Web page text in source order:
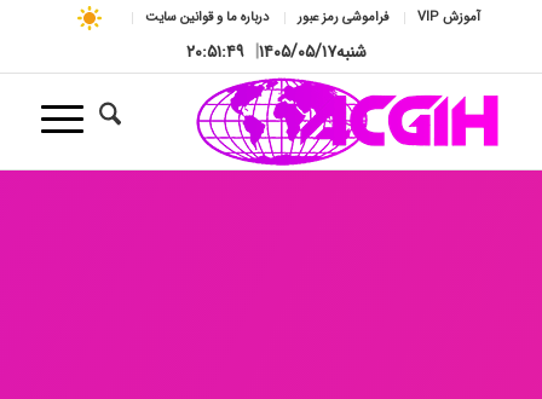
آموزش VIP فراموشی رمز عبور درباره ما و قوانین سایت
شنبه۱۴۰۵/۰۵/۱۷| ۲۰:۵۱:۵۰